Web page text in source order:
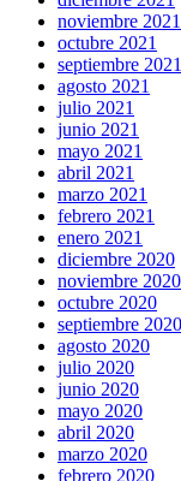
noviembre 2021
octubre 2021
septiembre 2021
agosto 2021
julio 2021
junio 2021
mayo 2021
abril 2021
marzo 2021
febrero 2021
enero 2021
diciembre 2020
noviembre 2020
octubre 2020
septiembre 2020
agosto 2020
julio 2020
junio 2020
mayo 2020
abril 2020
marzo 2020
febrero 2020